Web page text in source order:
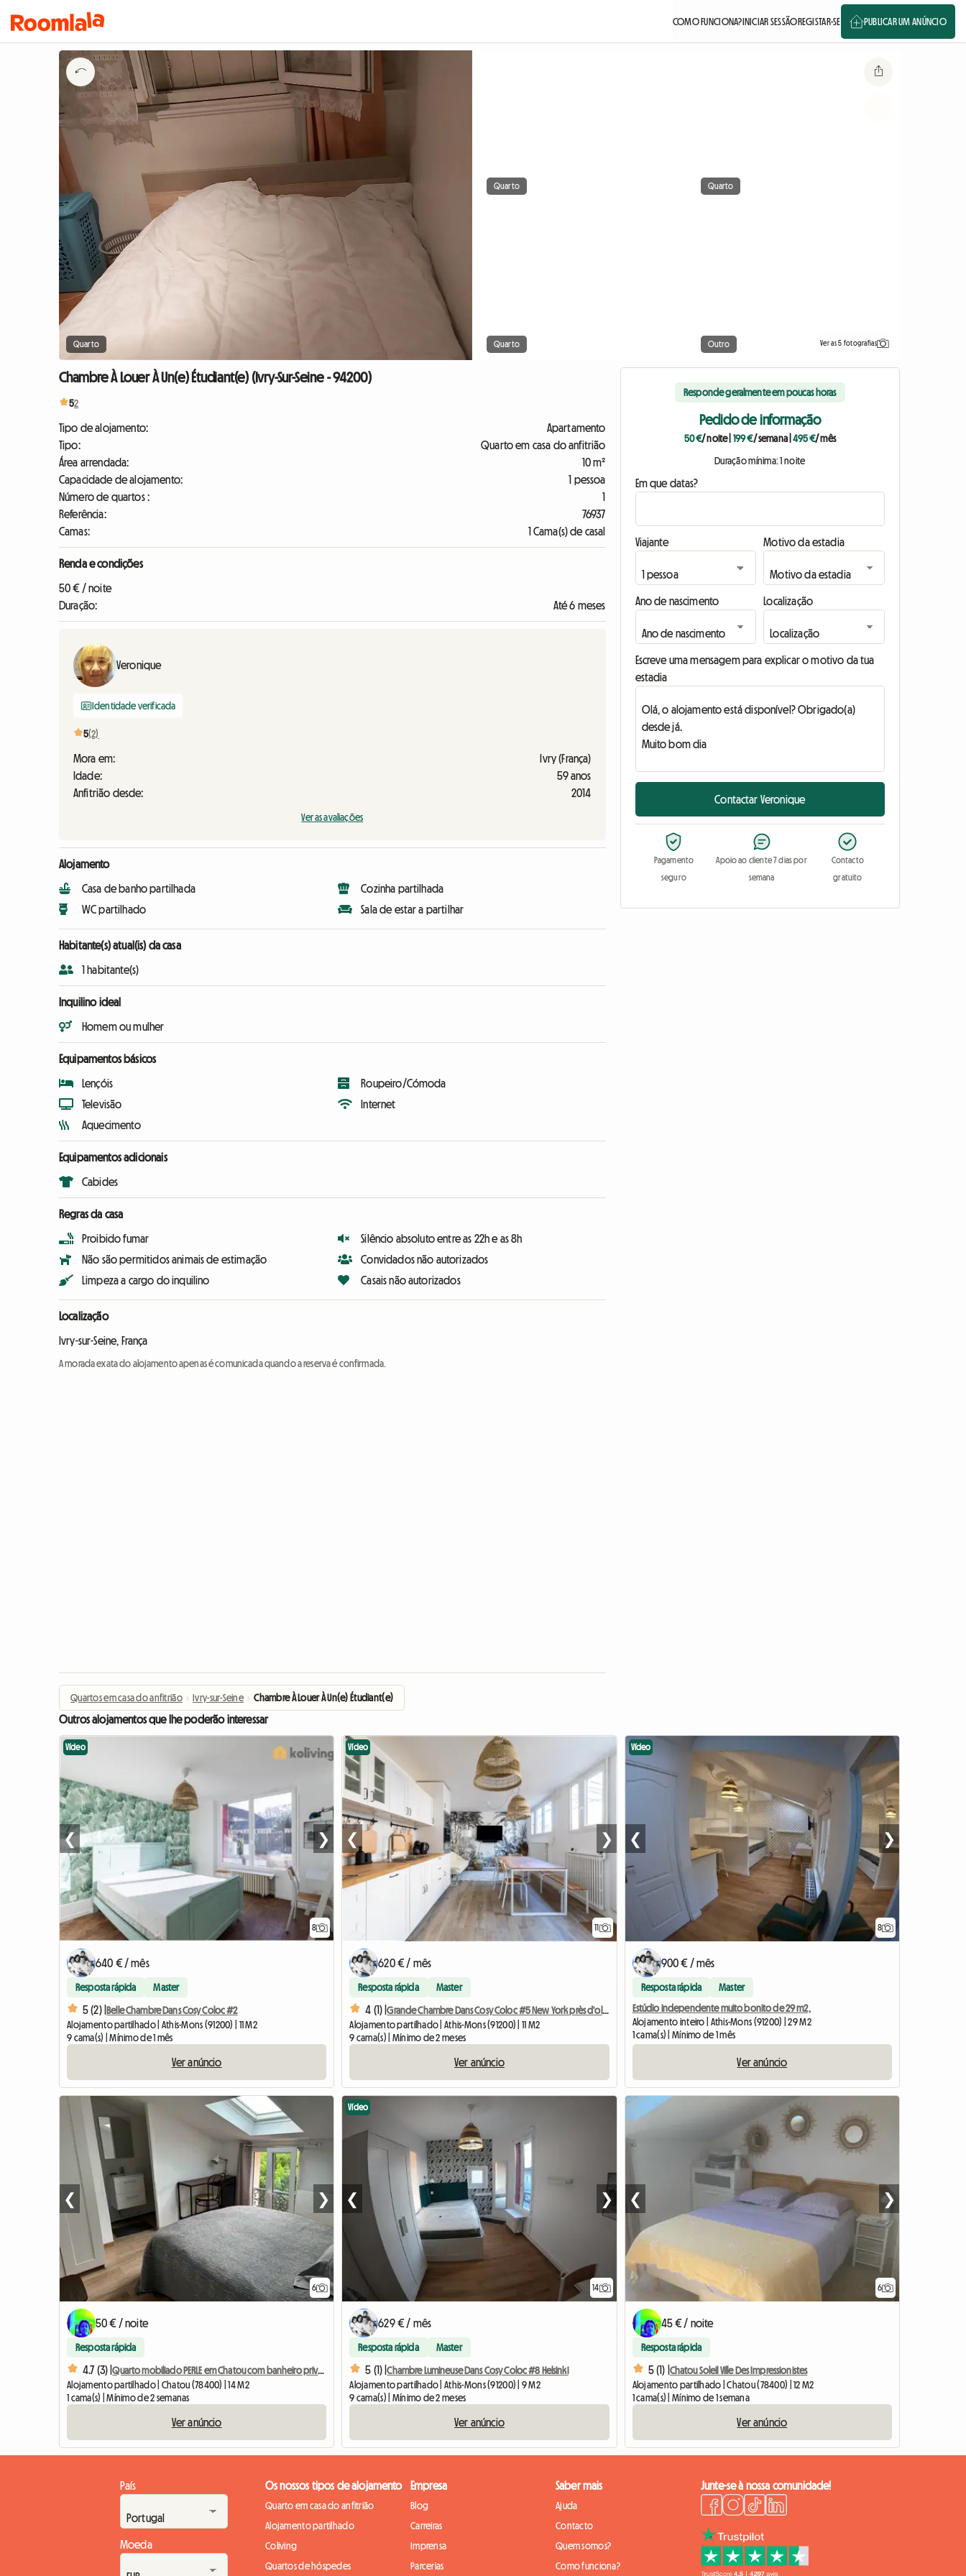
COMO FUNCIONA?INICIAR SESSÃOREGISTAR-SE PUBLICAR UM ANÚNCIO
Quarto
Quarto Quarto
Quarto Outro Ver as 5 fotografias
Chambre À Louer À Un(e) Étudiant(e) (Ivry-Sur-Seine - 94200)
52
Tipo de alojamento:
Apartamento
Tipo:
Quarto em casa do anfitrião
Área arrendada:
10 m²
Capacidade de alojamento:
1 pessoa
Número de quartos :
1
Referência:
76937
Camas:
1 Cama(s) de casal
Renda e condições
50 € / noite
Duração:
Até 6 meses
Veronique
Identidade verificada
5(2)
Mora em:
Ivry (França)
Idade:
59 anos
Anfitrião desde:
2014
Ver as avaliações
Alojamento
Casa de banho partilhada
WC partilhado
Cozinha partilhada
Sala de estar a partilhar
Habitante(s) atual(is) da casa
1 habitante(s)
Inquilino ideal
Homem ou mulher
Equipamentos básicos
Lençóis
Televisão
Aquecimento
Roupeiro/Cómoda
Internet
Equipamentos adicionais
Cabides
Regras da casa
Proibido fumar
Não são permitidos animais de estimação
Limpeza a cargo do inquilino
Silêncio absoluto entre as 22h e as 8h
Convidados não autorizados
Casais não autorizados
Localização
Ivry-sur-Seine, França
A morada exata do alojamento apenas é comunicada quando a reserva é confirmada.
Responde geralmente em poucas horas
Pedido de informação
50 €/ noite| 199 €/ semana|495 €/ mês
Duração mínima: 1 noite
Em que datas?
Viajante Motivo da estadia
Ano de nascimento Localização
Escreve uma mensagem para explicar o motivo da tua
estadia
Contactar Veronique
Pagamento
seguro
Apoio ao cliente 7 dias por
semana
Contacto
gratuito
Quartos em casa do anfitrião › Ivry-sur-Seine › Chambre À Louer À Un(e) Étudiant(e)
Outros alojamentos que lhe poderão interessar
8
Vídeo
❮ ❯
640 € / mês
Resposta rápida Master
5 (2) |Belle Chambre Dans Cosy Coloc #2
Alojamento partilhado | Athis-Mons (91200) | 11 M2
9 cama(s) | Mínimo de 1 mês
Ver anúncio
11
Vídeo
❮ ❯
620 € / mês
Resposta rápida Master
4 (1) |
Grande Chambre Dans Cosy Coloc #5 New York près d'olry
Alojamento partilhado | Athis-Mons (91200) | 11 M2
9 cama(s) | Mínimo de 2 meses
Ver anúncio
8
Vídeo
❮ ❯
900 € / mês
Resposta rápida Master
Estúdio independente muito bonito de 29 m2,
Alojamento inteiro | Athis-Mons (91200) | 29 M2
1 cama(s) | Mínimo de 1 mês
Ver anúncio
6
❮ ❯
50 € / noite
Resposta rápida
4.7 (3) |
Quarto mobiliado PERLE em Chatou com banheiro privativo
Alojamento partilhado | Chatou (78400) | 14 M2
1 cama(s) | Mínimo de 2 semanas
Ver anúncio
14
Vídeo
❮ ❯
629 € / mês
Resposta rápida Master
5 (1) |Chambre Lumineuse Dans Cosy Coloc #8 Helsinki
Alojamento partilhado | Athis-Mons (91200) | 9 M2
9 cama(s) | Mínimo de 2 meses
Ver anúncio
6
❮ ❯
45 € / noite
Resposta rápida
5 (1) | Chatou Soleil Ville Des Impressionistes
Alojamento partilhado | Chatou (78400) | 12 M2
1 cama(s) | Mínimo de 1 semana
Ver anúncio
País
Moeda
Os nossos tipos de alojamento
Quarto em casa do anfitrião
Alojamento partilhado
Coliving
Quartos de hóspedes
Empresa
Blog
Carreiras
Imprensa
Parcerias
Saber mais
Ajuda
Contacto
Quem somos?
Como funciona?
Junte-se à nossa comunidade!